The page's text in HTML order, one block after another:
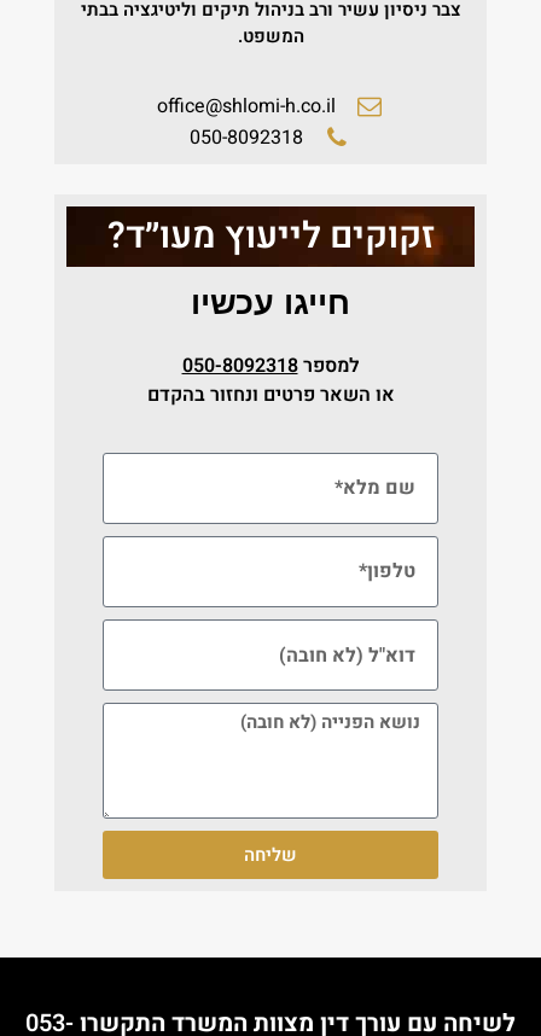
צבר ניסיון עשיר ורב בניהול תיקים וליטיגציה בבתי
המשפט.
office@shlomi-h.co.il
050-8092318
זקוקים לייעוץ מעו״ד?
חייגו עכשיו
למספר050-8092318
או השאר פרטים ונחזור בהקדם
שליחה
לשיחה עם עורך דין מצוות המשרד התקשרו053-